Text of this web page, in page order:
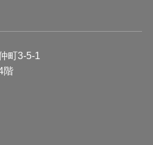
町3-5-1
階